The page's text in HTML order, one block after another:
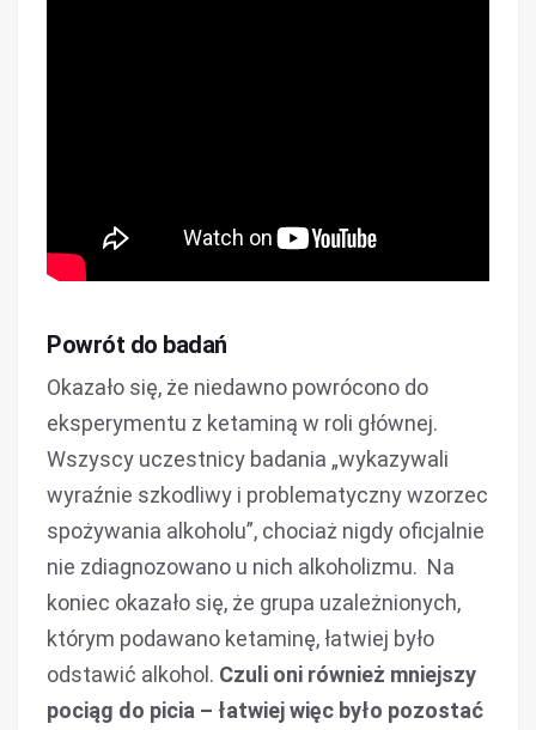
Powrót do badań
Okazało się, że niedawno powrócono do
eksperymentu z ketaminą w roli głównej.
Wszyscy uczestnicy badania „wykazywali
wyraźnie szkodliwy i problematyczny wzorzec
spożywania alkoholu”, chociaż nigdy oficjalnie
nie zdiagnozowano u nich alkoholizmu. Na
koniec okazało się, że grupa uzależnionych,
którym podawano ketaminę, łatwiej było
odstawić alkohol. Czuli oni również mniejszy
pociąg do picia – łatwiej więc było pozostać